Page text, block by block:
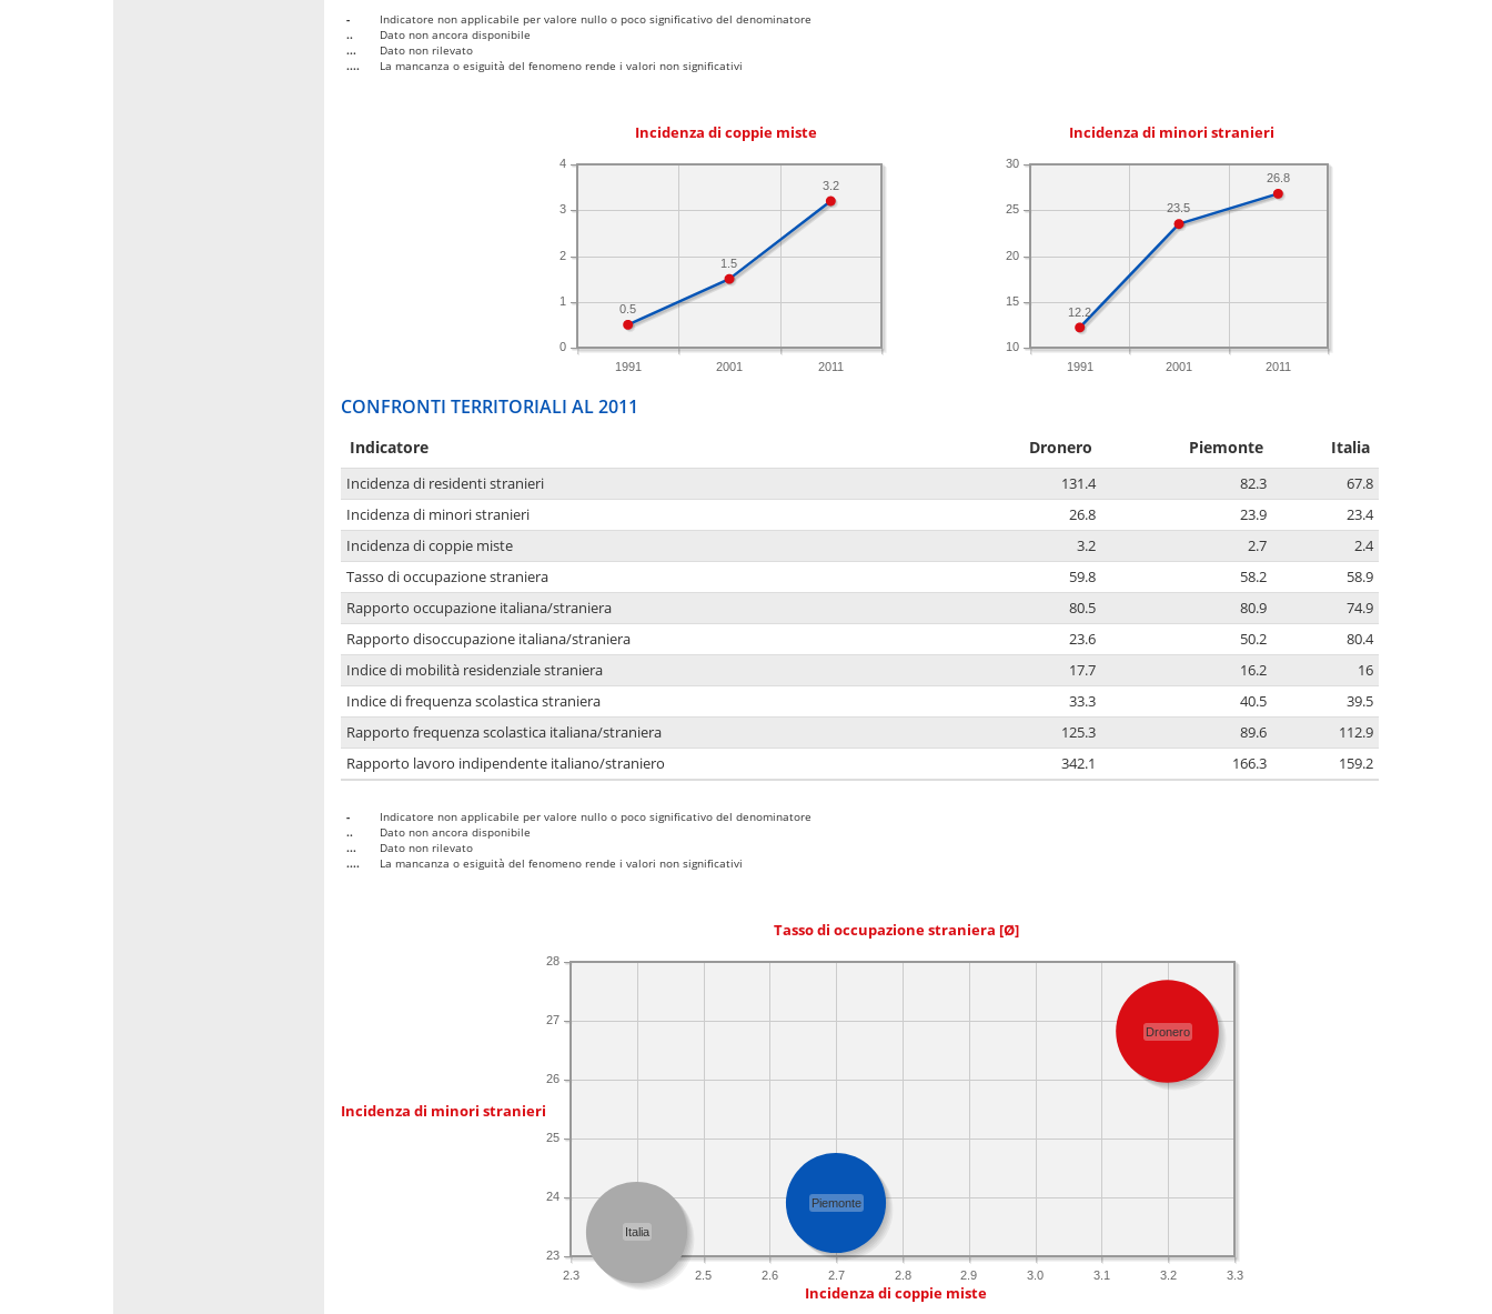
-
Indicatore non applicabile per valore nullo o poco significativo del denominatore
..
Dato non ancora disponibile
...
Dato non rilevato
....
La mancanza o esiguità del fenomeno rende i valori non significativi
Incidenza di coppie miste
1991 2001 2011
0
1
2
3
4
3.2
1.5
0.5
Incidenza di minori stranieri
1991 2001 2011
10
15
20
25
30
26.8
23.5
12.2
CONFRONTI TERRITORIALI AL 2011
Indicatore Dronero Piemonte Italia
Incidenza di residenti stranieri 131.4 82.3
67.8
Incidenza di minori stranieri
26.8 23.9
23.4
Incidenza di coppie miste
3.2 2.7
2.4
Tasso di occupazione straniera
59.8 58.2
58.9
Rapporto occupazione italiana/straniera
80.5 80.9
74.9
Rapporto disoccupazione italiana/straniera
23.6 50.2
80.4
Indice di mobilità residenziale straniera
17.7 16.2
16
Indice di frequenza scolastica straniera
33.3 40.5
39.5
Rapporto frequenza scolastica italiana/straniera
125.3 89.6
112.9
Rapporto lavoro indipendente italiano/straniero
342.1 166.3 159.2
-
Indicatore non applicabile per valore nullo o poco significativo del denominatore
..
Dato non ancora disponibile
...
Dato non rilevato
....
La mancanza o esiguità del fenomeno rende i valori non significativi
Tasso di occupazione straniera [Ø]
Incidenza di minori stranieri
2.3 2.5 2.6 2.7 2.8 2.9 3.0 3.1 3.2 3.3
23
24
25
26
27
28
Dronero
Italia
Piemonte
Incidenza di coppie miste